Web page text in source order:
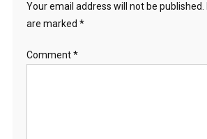
Your email address will not be published.
are marked *
Comment*